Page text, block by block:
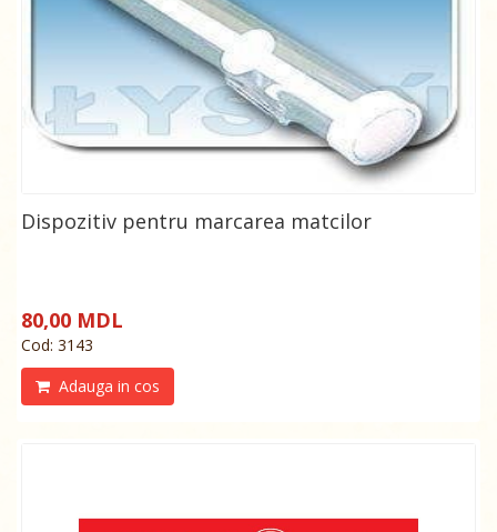
Dispozitiv pentru marcarea matcilor
80,00 MDL
Cod: 3143
Adauga in cos